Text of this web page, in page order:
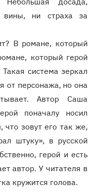
вины, ни страха за
В романе, который
который герой
система зеркал
от персонажа, но она
Автор Саша
поначалу носил
что зовут его так же,
штуку», в русской
герой и есть
автор. У читателя в
кружится голова.